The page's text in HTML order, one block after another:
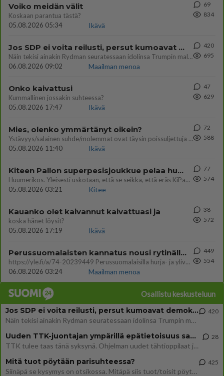
Voiko meidän välit
Koskaan parantua tästä?
05.08.2026 05:34
Ikävä
69
834
Jos SDP ei voita reilusti, persut kumoavat demokratian Suomesta
Näin tekisi ainakin Rydman seuratessaan idolinsa Trumpin mallia https://www.is.fi/politiikka/art-2000012187244.html
06.08.2026 09:02
Maailman menoa
420
695
Onko kaivattusi
Kummallinen jossakin suhteessa?
05.08.2026 17:47
Ikävä
47
629
Mies, olenko ymmärtänyt oikein?
Ystävyys/salainen suhde/molemmat ovat täysin poissuljettuja asioita? Nainen
05.08.2026 11:40
Ikävä
72
588
Kiteen Pallon superpesisjoukkue pelaa huumeiden vaikutuksen alaisena
Huumerikos. Yleisesti uskotaan, että se seikka, että eräs KiPan pelaaja kärähtää huumeista, on vain jäävuoren huippu. M
05.08.2026 03:21
Kitee
77
574
Kauanko olet kaivannut kaivattuasi ja
koska hänet löysit?
05.08.2026 17:19
Ikävä
38
572
Perussuomalaisten kannatus nousi rytinällä Ylen tänään julkaisemassa tuoreimmassa gallup-kyselyssä.
https://yle.fi/a/74-20239449 Perussuomalaisilla hurja- ja ylivoimaisesti suurin nousu tässä uudessa Ylen gallupissa. Kyl
06.08.2026 03:24
Maailman menoa
449
554
Osallistu keskusteluun
Jos SDP ei voita reilusti, persut kumoavat demokratian Suomesta
Näin tekisi ainakin Rydman seuratessaan idolinsa Trumpin mallia https://www.is.fi/politiikka/art-2000012187244.html
420
Uuden TTK-juontajan ympärillä epätietoisuus sakenee - Nyt MTV hämmentää soppaa
TTK tulee taas tänä syksynä. Ohjelman uudet tähtioppilaat julkistetaan torstaina 6. elokuuta klo 14 alkavassa lehdistö
28
Mitä tuot pöytään parisuhteessa?
Siinäpä se kysymys on otsikossa. Mitäpä siis tuot/toisit pöytään parisuhteessa? Oletko mies vai nainen? Koetko sen mitä
425